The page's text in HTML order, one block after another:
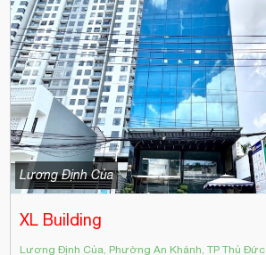
Lương Định Của
XL Building
Lương Định Của, Phường An Khánh, TP Thủ Đức